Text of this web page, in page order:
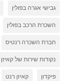
גבישי אגרה בפולין
השכרת הרכב בפולין
חברת השכרה רנטיס
נקודות שירות של קאיזן
פיקדון קאיזן רנט